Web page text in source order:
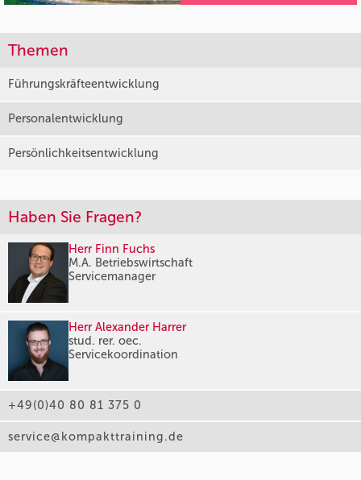
Themen
Führungskräfteentwicklung
Personalentwicklung
Persönlichkeitsentwicklung
Haben Sie Fragen?
Herr Finn Fuchs
M.A. Betriebswirtschaft
Servicemanager
Herr Alexander Harrer
stud. rer. oec.
Servicekoordination
+49(0)40 80 81 375 0
service@kompakttraining.de